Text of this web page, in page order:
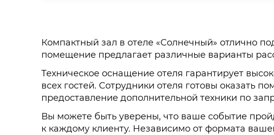
Компактный зал в отеле «Солнечный» отлично
помещение предлагает различные варианты
Техническое оснащение отеля гарантирует
всех гостей. Сотрудники отеля готовы оказать
предоставление дополнительной техники по
Вы можете быть уверены, что ваше событие
к каждому клиенту. Независимо от формата